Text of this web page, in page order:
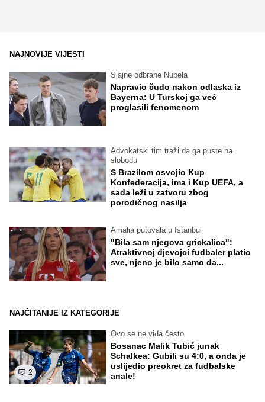
NAJNOVIJE VIJESTI
Sjajne odbrane Nubela
Napravio čudo nakon odlaska iz
Bayerna: U Turskoj ga već
proglasili fenomenom
Advokatski tim traži da ga puste na
slobodu
S Brazilom osvojio Kup
Konfederacija, ima i Kup UEFA, a
sada leži u zatvoru zbog
porodičnog nasilja
Amalia putovala u Istanbul
"Bila sam njegova grickalica":
Atraktivnoj djevojci fudbaler platio
sve, njeno je bilo samo da...
NAJČITANIJE IZ KATEGORIJE
2
Ovo se ne viđa često
Bosanac Malik Tubić junak
Schalkea: Gubili su 4:0, a onda je
uslijedio preokret za fudbalske
anale!